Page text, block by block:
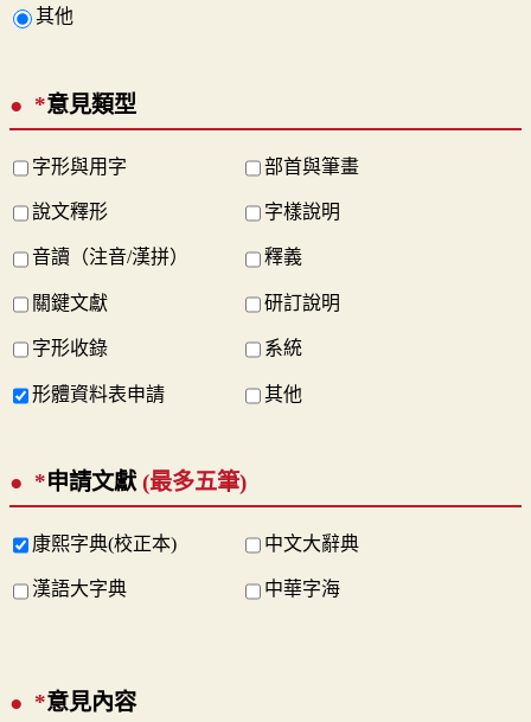
其他
*意見類型
字形與用字 部首與筆畫
說文釋形 字樣說明
音讀（注音/漢拼） 釋義
關鍵文獻 研訂說明
字形收錄 系統
形體資料表申請 其他
*申請文獻(最多五筆)
康熙字典(校正本) 中文大辭典
漢語大字典 中華字海
*意見內容